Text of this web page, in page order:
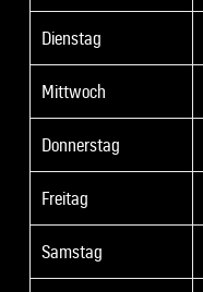
Dienstag
Mittwoch
Donnerstag
Freitag
Samstag